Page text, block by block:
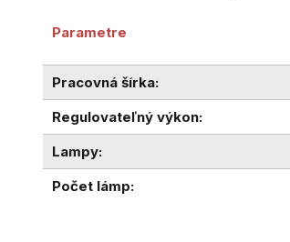
Pracovná šírka:
Regulovateľný výkon:
Lampy:
Počet lámp: